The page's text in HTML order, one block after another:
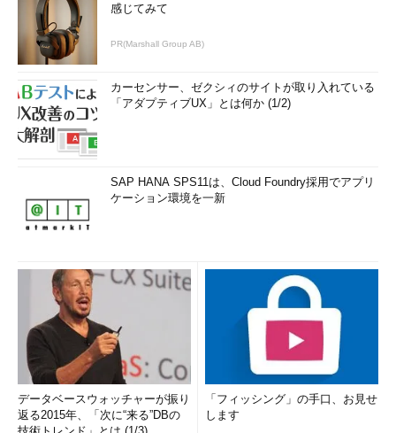
感じてみて
PR(Marshall Group AB)
カーセンサー、ゼクシィのサイトが取り入れている
「アダプティブUX」とは何か (1/2)
SAP HANA SPS11は、Cloud Foundry採用でアプリ
ケーション環境を一新
データベースウォッチャーが振り
返る2015年、「次に“来る”DBの
「フィッシング」の手口、お見せ
します